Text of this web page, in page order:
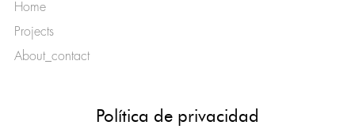
Home
Projects
About_contact
Política de privacidad